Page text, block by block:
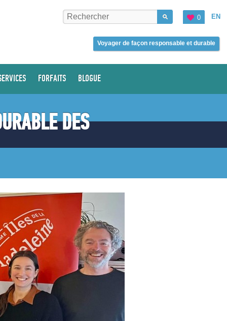
EN
0
Voyager de façon responsable et durable
FORFAITS BLOGUE
DES